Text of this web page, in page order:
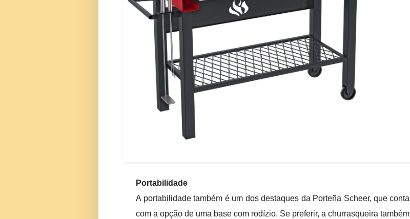
Portabilidade
A portabilidade também é um dos destaques da Porteña Scheer, que conta
com a opção de uma base com rodízio. Se preferir, a churrasqueira também